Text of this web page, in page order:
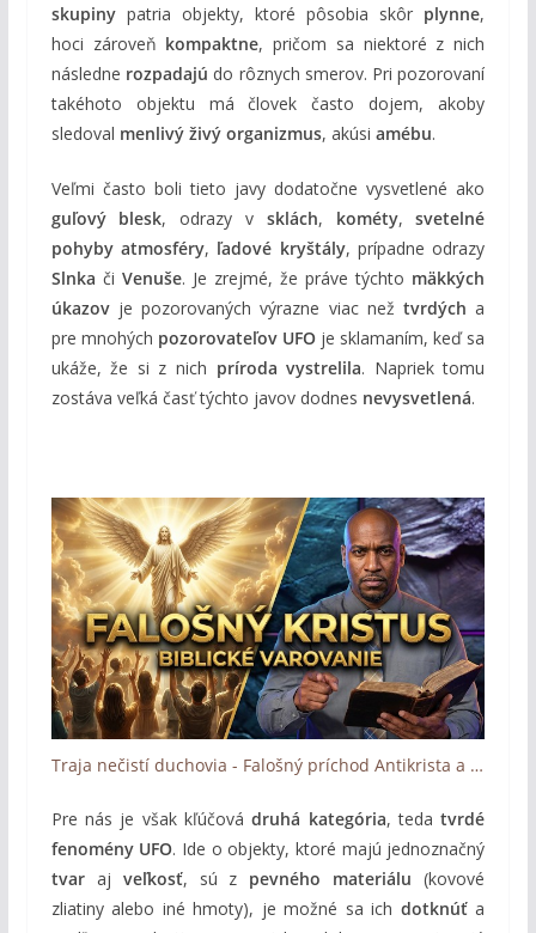
skupinypatria objekty, ktoré pôsobia skôr plynne,
hoci zároveň kompaktne, pričom sa niektoré z nich
následne rozpadajú do rôznych smerov. Pri pozorovaní
takéhoto objektu má človek často dojem, akoby
sledoval menlivý živý organizmus, akúsi amébu.
Veľmi často boli tieto javy dodatočne vysvetlené ako
guľový blesk, odrazy v sklách, kométy,svetelné
pohyby atmosféry, ľadové kryštály, prípadne odrazy
Slnka či Venuše. Je zrejmé, že práve týchto mäkkých
úkazovje pozorovaných výrazne viac nežtvrdých a
pre mnohých pozorovateľov UFOje sklamaním, keď sa
ukáže, že si z nich príroda vystrelila. Napriek tomu
zostáva veľká časť týchto javov dodnes nevysvetlená.
Traja nečistí duchovia - Falošný príchod Antikrista a Luciferov posledný podvod (Ivor Myers)
Pre nás je však kľúčovádruhá kategória, tedatvrdé
fenomény UFO. Ide o objekty, ktoré majú jednoznačný
tvaraj veľkosť, sú z pevného materiálu (kovové
zliatiny alebo iné hmoty), je možné sa ich dotknúťa